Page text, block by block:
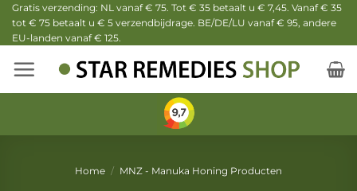
Ga
naar
inhoud
Gratis verzending: NL vanaf € 75. Tot € 35 betaalt u € 7,45. Vanaf € 35
tot € 75 betaalt u € 5 verzendbijdrage. BE/DE/LU vanaf € 95, andere
EU-landen vanaf € 125.
Home / MNZ - Manuka Honing Producten